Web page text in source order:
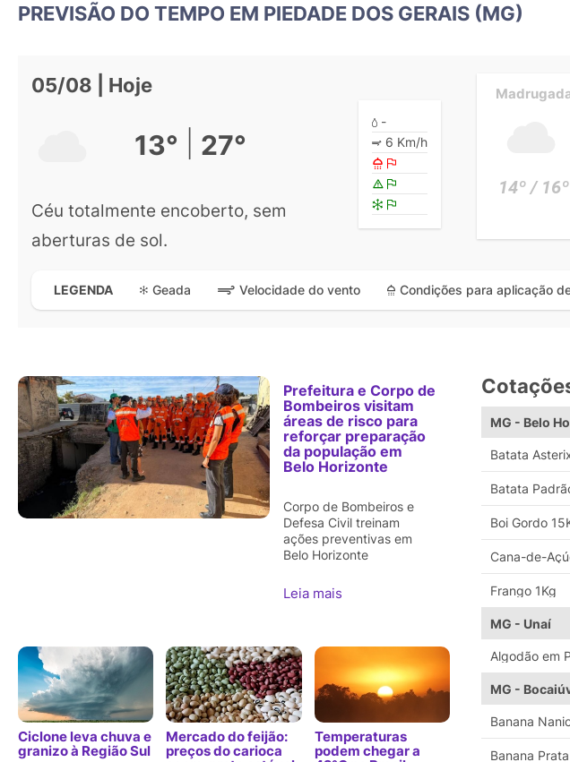
PREVISÃO DO TEMPO EM PIEDADE DOS GERAIS (MG)
05/08 | Hoje
13° 27°
Céu totalmente encoberto, sem
aberturas de sol.
-
6 Km/h
14º / 16º
LEGENDA Geada Velocidade do vento Condições para aplicação
Prefeitura e Corpo de
Bombeiros visitam
áreas de risco para
reforçar preparação
da população em
Belo Horizonte
Corpo de Bombeiros e
Defesa Civil treinam
ações preventivas em
Belo Horizonte
Leia mais
Ciclone leva chuva e
granizo à Região Sul
Mercado do feijão:
preços do carioca
Temperaturas
podem chegar a
MG - Belo
Batata
Batata
Boi Gordo
Cana-de-
Frango 1Kg
MG - Unaí
Algodão em
MG -
Banana
Banana